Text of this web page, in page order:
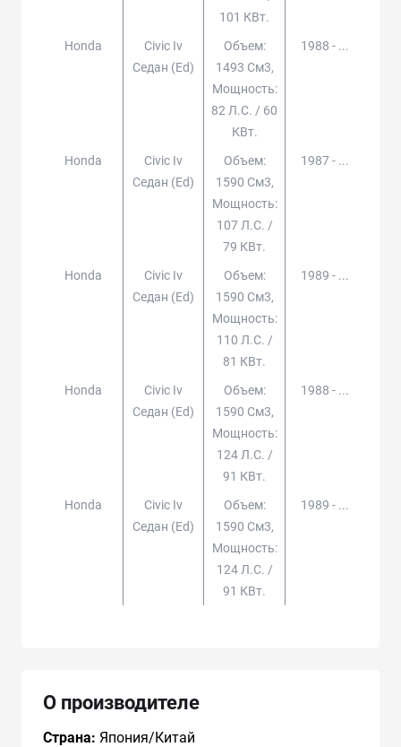
101 КВт.
Honda
Civic Iv
Седан (ed)
Объем:
1493 См3,
Мощность:
82 Л.с. / 60
КВт.
1988 - ...
Honda
Civic Iv
Седан (ed)
Объем:
1590 См3,
Мощность:
107 Л.с. /
79 КВт.
1987 - ...
Honda
Civic Iv
Седан (ed)
Объем:
1590 См3,
Мощность:
110 Л.с. /
81 КВт.
1989 - ...
Honda
Civic Iv
Седан (ed)
Объем:
1590 См3,
Мощность:
124 Л.с. /
91 КВт.
1988 - ...
Honda
Civic Iv
Седан (ed)
Объем:
1590 См3,
Мощность:
124 Л.с. /
91 КВт.
1989 - ...
О производителе
Страна: Япония/Китай